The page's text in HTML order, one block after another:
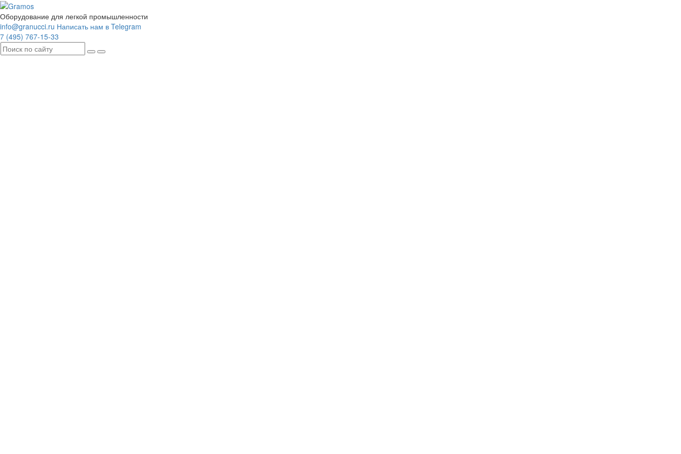
Оборудование для легкой промышленности
info@granucci.ru Написать нам в Telegram
7 (495) 767-15-33